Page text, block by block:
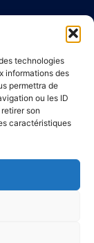
technologies
informations des
permettra de
ou les ID
son
caractéristiques